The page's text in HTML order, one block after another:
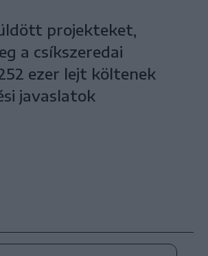
projekteket,
a csíkszeredai
ezer lejt költenek
javaslatok